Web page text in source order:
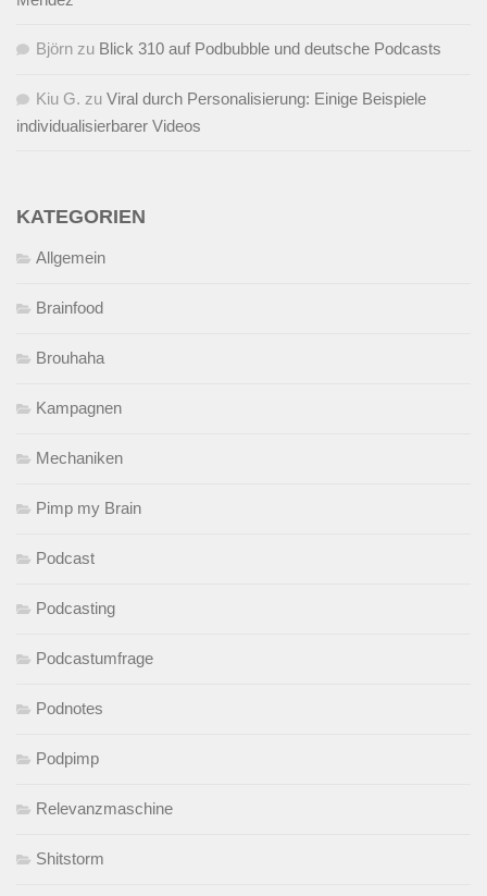
Björn zu Blick 310 auf Podbubble und deutsche Podcasts
Kiu G. zu Viral durch Personalisierung: Einige Beispiele
individualisierbarer Videos
KATEGORIEN
Allgemein
Brainfood
Brouhaha
Kampagnen
Mechaniken
Pimp my Brain
Podcast
Podcasting
Podcastumfrage
Podnotes
Podpimp
Relevanzmaschine
Shitstorm